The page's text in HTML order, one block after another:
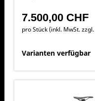
7.500,00 CHF
pro Stück (inkl. MwSt. zzgl.
Varianten verfügbar